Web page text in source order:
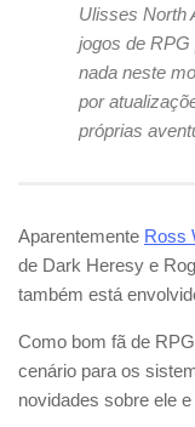
Ulisses North
jogos de
nada neste
por
próprias
Aparentemente Ross
de Dark Heresy e
também está
Como bom fã de
cenário para os
novidades sobre ele